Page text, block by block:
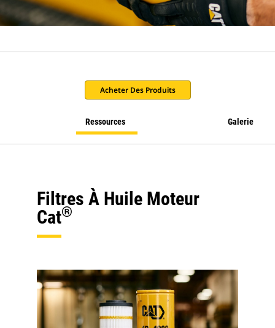
Acheter Des Produits
Ressources Galerie
Filtres À Huile Moteur
Cat®